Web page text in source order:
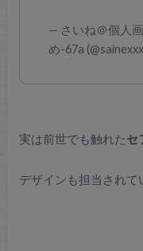
— さいね＠個人
め-67a
実は前世でも触れたセ
デザインも担当されて